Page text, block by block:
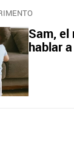
Sam, el
hablar